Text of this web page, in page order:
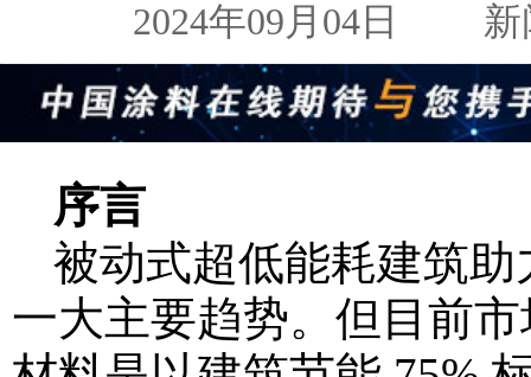
2024年09月04日 新
序言
被动式超低能耗建筑
一大主要趋势。但目前